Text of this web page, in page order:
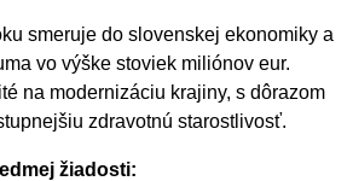
smeruje do slovenskej ekonomiky a
vo výške stoviek miliónov eur.
na modernizáciu krajiny, s dôrazom
zdravotnú starostlivosť.
žiadosti: